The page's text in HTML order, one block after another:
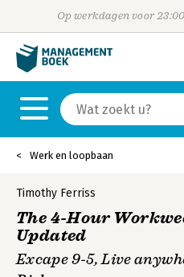
Op werkdagen voor
Werk en loopbaan
Timothy Ferriss
The 4-Hour
Updated
Excape 9-5, Live